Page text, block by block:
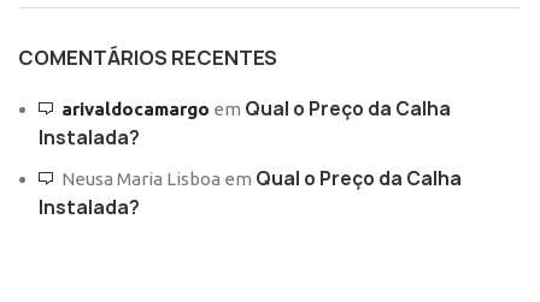
COMENTÁRIOS RECENTES
arivaldocamargo em Qual o Preço da Calha
Instalada?
Neusa Maria Lisboa em Qual o Preço da Calha
Instalada?